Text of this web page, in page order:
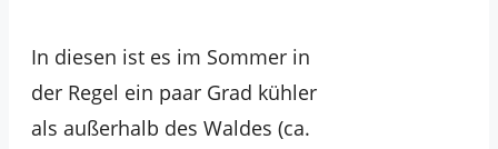
In diesen ist es im Sommer in
der Regel ein paar Grad kühler
als außerhalb des Waldes (ca.